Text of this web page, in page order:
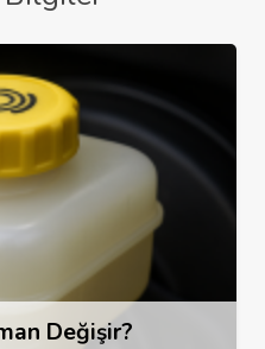
Değişir?